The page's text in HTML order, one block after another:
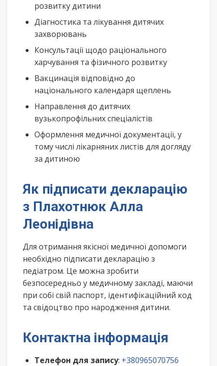
розвитку дитини
Діагностика та лікування дитячих
захворювань
Консультації щодо раціонального
харчування та фізичного розвитку
Вакцинація відповідно до
національного календаря щеплень
Направлення до дитячих
вузькопрофільних спеціалістів
Оформлення медичної документації, у
тому числі лікарняних листів для догляду
за дитиною
Як підписати декларацію
з Плахотнюк Алла
Леонідівна
Для отримання якісної медичної допомоги
необхідно підписати декларацію з
педіатром. Це можна зробити
безпосередньо у медичному закладі, маючи
при собі свій паспорт, ідентифікаційний код
та свідоцтво про народження дитини.
Контактна інформація
Телефон для запису: +380965070756